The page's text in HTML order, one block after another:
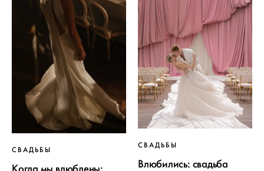
СВАДЬБЫ
СВАДЬБЫ
Влюбились: свадьба